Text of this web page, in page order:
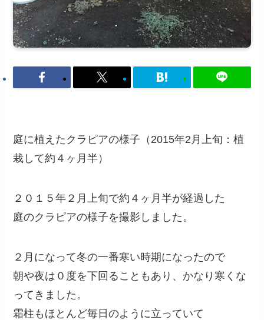
庭に植えたクラピアの様子（2015年2月上旬：植
栽して約４ヶ月半）
２０１５年２月上旬で約４ヶ月半が経過した
庭のクラピアの様子を撮影しました。
２月になって冬の一番寒い時期になったので
朝や夜は０度を下回ることもあり、かなり寒くな
ってきました。
霜柱もほとんど毎日のように立っていて